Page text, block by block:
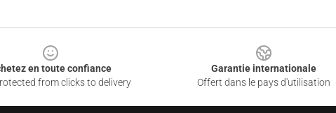
en toute confiance
from clicks to delivery
Garantie internationale
Offert dans le pays d'utilisation